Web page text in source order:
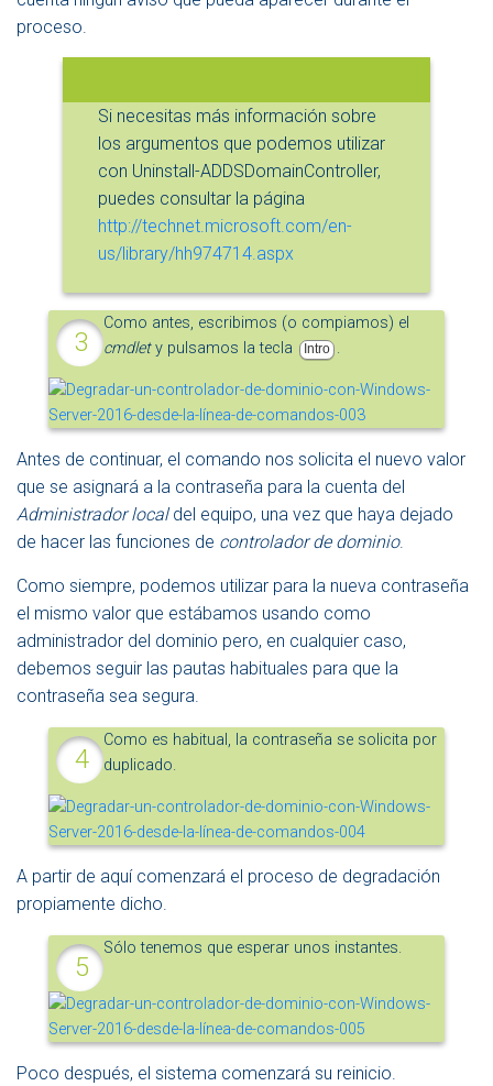
proceso.
Si necesitas más información sobre
los argumentos que podemos utilizar
con Uninstall-ADDSDomainController,
puedes consultar la página
http://technet.microsoft.com/en-
us/library/hh974714.aspx
Como antes, escribimos (o compiamos) el
cmdlety pulsamos la tecla Intro .
Antes de continuar, el comando nos solicita el nuevo valor
que se asignará a la contraseña para la cuenta del
Administrador localdel equipo, una vez que haya dejado
de hacer las funciones de controlador de dominio.
Como siempre, podemos utilizar para la nueva contraseña
el mismo valor que estábamos usando como
administrador del dominio pero, en cualquier caso,
debemos seguir las pautas habituales para que la
contraseña sea segura.
Como es habitual, la contraseña se solicita por
duplicado.
A partir de aquí comenzará el proceso de degradación
propiamente dicho.
Sólo tenemos que esperar unos instantes.
Poco después, el sistema comenzará su reinicio.